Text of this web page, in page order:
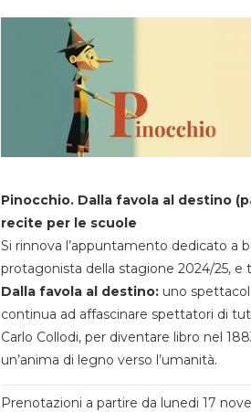
Pinocchio. Dalla favola al destino
recite per le scuole
Si rinnova l’appuntamento dedicato a
protagonista della stagione 2024/25, e
Dalla favola al destino:uno
continua ad affascinare spettatori di
Carlo Collodi, per diventare libro nel
un’anima di legno verso l’umanità.
Prenotazioni a partire da lunedi 17